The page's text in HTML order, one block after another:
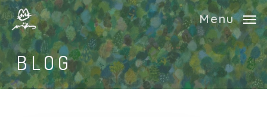
Skip
to
main
content
Menu
BLOG